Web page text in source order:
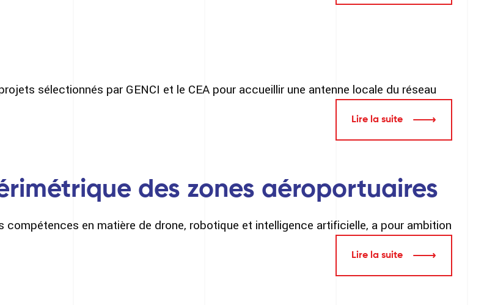
sélectionnés par GENCI et le CEA pour accueillir une antenne locale du réseau
Lire la suite
des zones aéroportuaires
en matière de drone, robotique et intelligence artificielle, a pour ambition
Lire la suite